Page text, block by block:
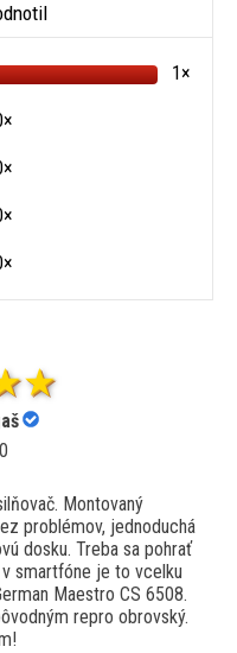
1×
Montovaný
problémov, jednoduchá
dosku. Treba sa pohrať
smartfóne je to vcelku
Maestro CS 6508.
repro obrovský.